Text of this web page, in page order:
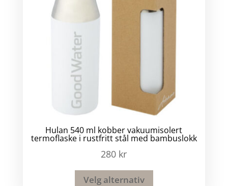
Hulan 540 ml kobber vakuumisolert
termoflaske i rustfritt stål med bambuslokk
280 kr
Velg alternativ